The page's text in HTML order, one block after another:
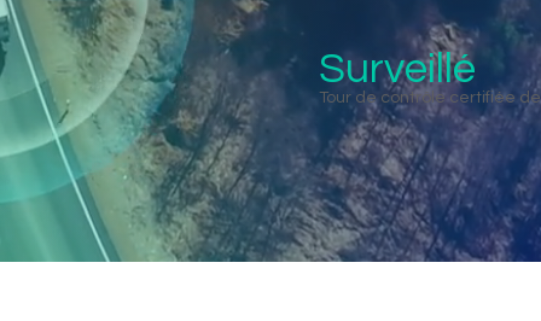
Surveillé
Tour de contrôle certifiée